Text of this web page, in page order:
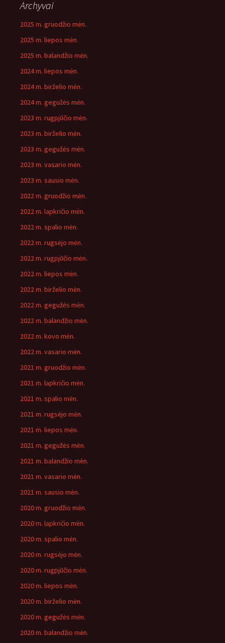
Archyvai
2025 m. gruodžio mėn.
2025 m. liepos mėn.
2025 m. balandžio mėn.
2024 m. liepos mėn.
2024 m. birželio mėn.
2024 m. gegužės mėn.
2023 m. rugpjūčio mėn.
2023 m. birželio mėn.
2023 m. gegužės mėn.
2023 m. vasario mėn.
2023 m. sausio mėn.
2022 m. gruodžio mėn.
2022 m. lapkričio mėn.
2022 m. spalio mėn.
2022 m. rugsėjo mėn.
2022 m. rugpjūčio mėn.
2022 m. liepos mėn.
2022 m. birželio mėn.
2022 m. gegužės mėn.
2022 m. balandžio mėn.
2022 m. kovo mėn.
2022 m. vasario mėn.
2021 m. gruodžio mėn.
2021 m. lapkričio mėn.
2021 m. spalio mėn.
2021 m. rugsėjo mėn.
2021 m. liepos mėn.
2021 m. gegužės mėn.
2021 m. balandžio mėn.
2021 m. vasario mėn.
2021 m. sausio mėn.
2020 m. gruodžio mėn.
2020 m. lapkričio mėn.
2020 m. spalio mėn.
2020 m. rugsėjo mėn.
2020 m. rugpjūčio mėn.
2020 m. liepos mėn.
2020 m. birželio mėn.
2020 m. gegužės mėn.
2020 m. balandžio mėn.